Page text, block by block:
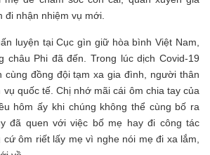
đi nhận nhiệm vụ mới.
luyện tại Cục gìn giữ hòa bình Việt Nam,
châu Phi đã đến. Trong lúc dịch Covid-19
cùng đồng đội tạm xa gia đình, người thân
quốc tế. Chị nhớ mãi cái ôm chia tay của
hôm ấy khi chúng không thể cùng bố ra
đã quen với việc bố mẹ hay đi công tác
cứ ôm riết lấy mẹ vì nghe nói mẹ đi xa lắm,